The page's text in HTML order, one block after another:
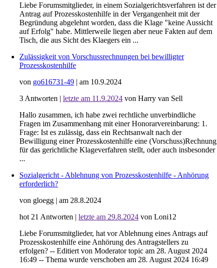
Liebe Forumsmitglieder, in einem Sozialgerichtsverfahren ist der
Antrag auf Prozesskostenhilfe in der Vergangenheit mit der
Begründung abgelehnt worden, dass die Klage "keine Aussicht
auf Erfolg" habe. Mittlerweile liegen aber neue Fakten auf dem
Tisch, die aus Sicht des Klaegers ein ...
Zulässigkeit von Vorschussrechnungen bei bewilligter
Prozesskostenhilfe
von go616731-49 | am 10.9.2024
3 Antworten | letzte am 11.9.2024 von Harry van Sell
Hallo zusammen, ich habe zwei rechtliche unverbindliche
Fragen im Zusammenhang mit einer Honorarvereinbarung: 1.
Frage: Ist es zulässig, dass ein Rechtsanwalt nach der
Bewilligung einer Prozesskostenhilfe eine (Vorschuss)Rechnung
für das gerichtliche Klageverfahren stellt, oder auch insbesonder
...
Sozialgericht - Ablehnung von Prozesskostenhilfe - Anhörung
erforderlich?
von gloegg | am 28.8.2024
hot 21 Antworten | letzte am 29.8.2024 von Loni12
Liebe Forumsmitglieder, hat vor Ablehnung eines Antrags auf
Prozesskostenhilfe eine Anhörung des Antragstellers zu
erfolgen? -- Editiert von Moderator topic am 28. August 2024
16:49 -- Thema wurde verschoben am 28. August 2024 16:49